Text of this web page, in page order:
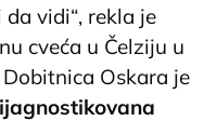
vidi“, rekla je
cveća u Čelziju u
Dobitnica Oskara je